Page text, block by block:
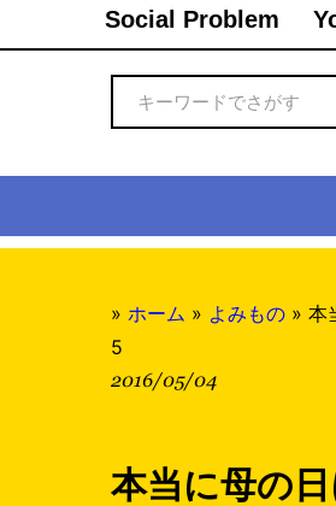
Social Problem
» ホーム » よみもの » 本
5
2016/05/04
本当に母の